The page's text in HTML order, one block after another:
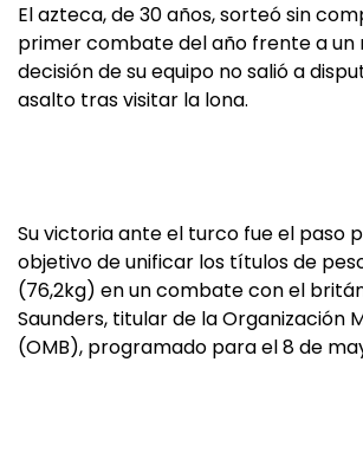
El azteca, de 30 años, sorteó sin
primer combate del año frente a un
decisión de su equipo no salió a
asalto tras visitar la lona.
Su victoria ante el turco fue el paso
objetivo de unificar los títulos de
(76,2kg) en un combate con el
Saunders, titular de la Organización
(OMB), programado para el 8 de